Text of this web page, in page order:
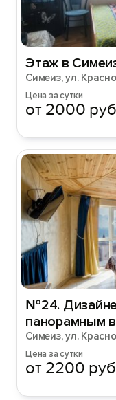
Этаж в
Симеиз, ул.
Цена за сутки
от 2000
№24.
панорамным
Симеиз, ул.
Цена за сутки
от 2200